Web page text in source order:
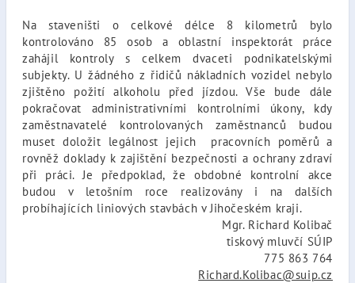
Na staveništi o celkové délce 8 kilometrů bylo
kontrolováno 85 osob a oblastní inspektorát práce
zahájil kontroly s celkem dvaceti podnikatelskými
subjekty. U žádného z řidičů nákladních vozidel nebylo
zjištěno požití alkoholu před jízdou. Vše bude dále
pokračovat administrativními kontrolními úkony, kdy
zaměstnavatelé kontrolovaných zaměstnanců budou
muset doložit legálnost jejich pracovních poměrů a
rovněž doklady k zajištění bezpečnosti a ochrany zdraví
při práci. Je předpoklad, že obdobné kontrolní akce
budou v letošním roce realizovány i na dalších
probíhajících liniových stavbách v Jihočeském kraji.
Mgr. Richard Kolibač
tiskový mluvčí SÚIP
775 863 764
Richard.Kolibac@suip.cz